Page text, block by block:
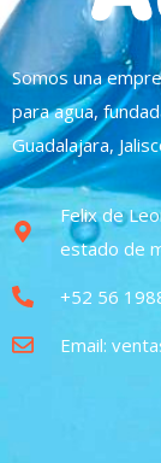
Somos una
para agua,
Guadalajara,
Felix de
estado de
+52 56
Email: